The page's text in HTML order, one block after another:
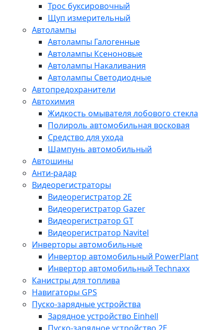
Трос буксировочный
Щуп измерительный
Автолампы
Автолампы Галогенные
Автолампы Ксеноновые
Автолампы Накаливания
Автолампы Светодиодные
Автопредохранители
Автохимия
Жидкость омывателя лобового стекла
Полироль автомобильная восковая
Средство для ухода
Шампунь автомобильный
Автошины
Анти-радар
Видеорегистраторы
Видеорегистратор 2E
Видеорегистратор Gazer
Видеорегистратор GT
Видеорегистратор Navitel
Инверторы автомобильные
Инвертор автомобильный PowerPlant
Инвертор автомобильный Technaxx
Канистры для топлива
Навигаторы GPS
Пуско-зарядные устройства
Зарядное устройство Einhell